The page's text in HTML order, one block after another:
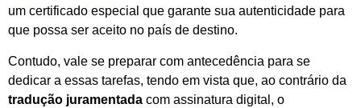
um certificado especial que garante sua autenticidade para
que possa ser aceito no país de destino.
Contudo, vale se preparar com antecedência para se
dedicar a essas tarefas, tendo em vista que, ao contrário da
tradução juramentada com assinatura digital, o